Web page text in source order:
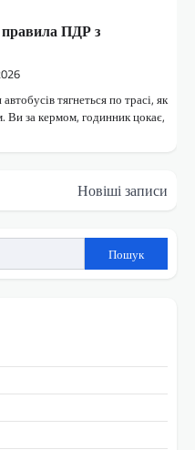
ПДР з
тягнеться по трасі, як
Ви за кермом, годинник цокає,
Новіші записи
Пошук